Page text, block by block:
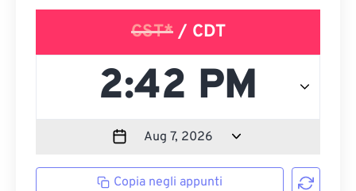
CST*/ CDT
Copia negli appunti